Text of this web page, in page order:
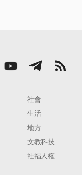
新聞網】
的新聞內容及多
整版影片內容可能
讚【公視新聞網
/> ■ 訂閱
<br /> ■ 追蹤
/>
/>
">#即時新聞
社會
生活
地方
文教科技
社福人權